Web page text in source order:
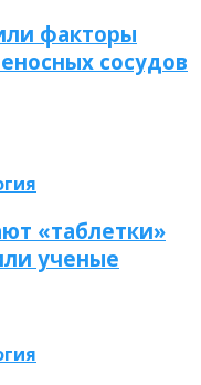
факторы
сосудов
«таблетки»
ученые